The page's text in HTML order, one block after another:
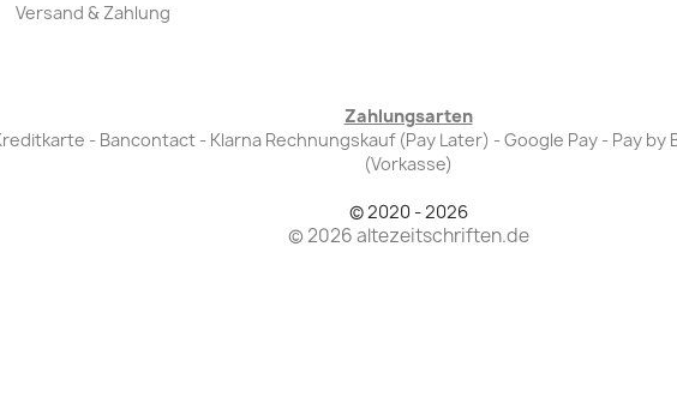
Versand & Zahlung
Zahlungsarten
Kreditkarte - Bancontact - Klarna Rechnungskauf (Pay Later) - Google Pay - Pay
(Vorkasse)
© 2020 - 2026
© 2026 altezeitschriften.de